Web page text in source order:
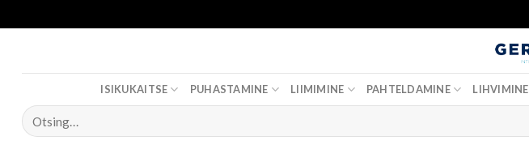
to
ISIKUKAITSE PUHASTAMINE LIIMIMINE PAHTELDAMINE LIHVIMINE
Otsi: